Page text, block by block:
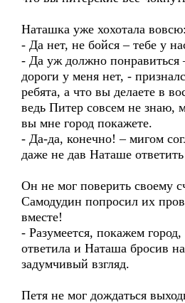
Наташка уже хохотала вовсю:
- Да нет, не бойся – тебе у
- Да уж должно понравиться
дороги у меня нет, -
ребята, а что вы делаете в
ведь Питер совсем не знаю,
вы мне город покажете.
- Да-да, конечно! – мигом
даже не дав Наташе ответить
Он не мог поверить своему
Самодудин попросил их
вместе!
- Разумеется, покажем
ответила и Наташа бросив
задумчивый взгляд.
Петя не мог дождаться